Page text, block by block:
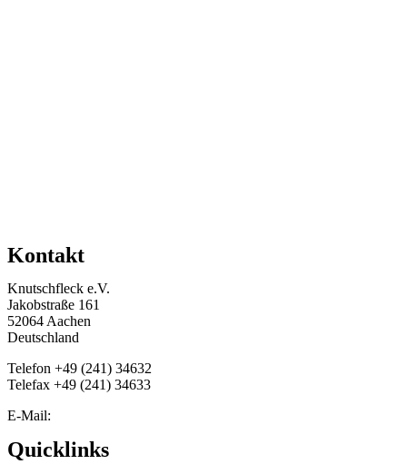
Kontakt
Knutschfleck e.V.
Jakobstraße 161
52064 Aachen
Deutschland
Telefon +49 (241) 34632‬
Telefax +49 (241) 34633
E-Mail:
Quicklinks